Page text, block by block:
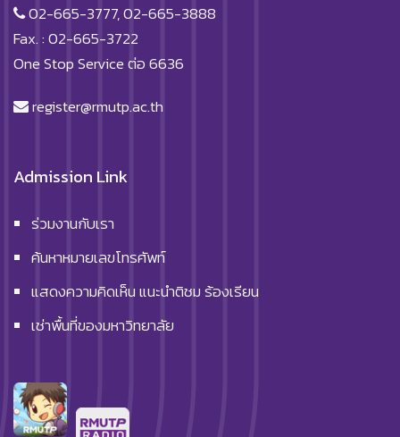
02-665-3777, 02-665-3888
Fax. : 02-665-3722
One Stop Service ต่อ 6636
register@rmutp.ac.th
Admission Link
ร่วมงานกับเรา
ค้นหาหมายเลขโทรศัพท์
แสดงความคิดเห็น แนะนำติชม ร้องเรียน
เช่าพื้นที่ของมหาวิทยาลัย